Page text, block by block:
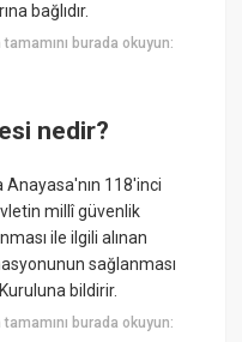
bağlıdır.
tamamını burada okuyun:
nedir?
Anayasa'nın 118'inci
millî güvenlik
ile ilgili alınan
sağlanması
bildirir.
tamamını burada okuyun: